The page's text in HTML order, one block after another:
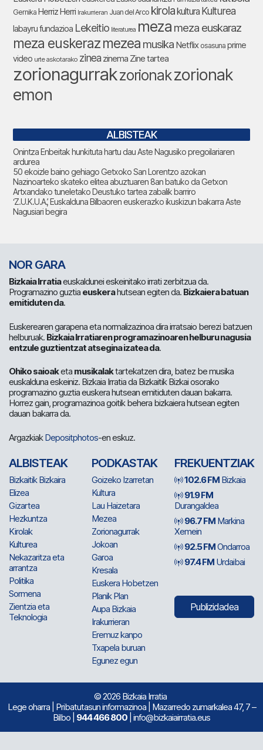
Gernika Herriz Herri Irakurrieran Juan del Arco kirolakultura Kulturea
labayru fundazioa Lekeitio literaturea meza meza euskaraz
meza euskerazmezea musika Netflix osasuna prime
video urte askotarako zinea zinema Zine tartea
zorionagurrakzorionakzorionak
emon
ALBISTEAK
Onintza Enbeitak hunkituta hartu dau Aste Nagusiko pregoilariaren
ardurea
50 ekoizle baino gehiago Getxoko San Lorentzo azokan
Nazinoarteko skateko elitea abuztuaren 8an batuko da Getxon
Artxandako tuneletako Deustuko tartea zabalik barriro
‘Z.U.K.U.A.’, Euskalduna Bilbaoren euskerazko ikuskizun bakarra Aste
Nagusiari begira
NOR GARA
Bizkaia Irratiaeuskaldunei eskeinitako irrati zerbitzua da.
Programazino guztia euskerahutsean egiten da. Bizkaiera batuan
emitiduten da.
Euskerearen garapena eta normalizazinoa dira irratsaio berezi batzuen
helburuak. Bizkaia Irratiaren programazinoaren helburu nagusia
entzule guztientzat atsegina izatea da.
Ohiko saioaketa musikalaktartekatzen dira, batez be musika
euskalduna eskeiniz. Bizkaia Irratia da Bizkaitik Bizkai osorako
programazino guztia euskera hutsean emitiduten dauan bakarra.
Horrez gain, programazinoa goitik behera bizkaiera hutsean egiten
dauan bakarra da.
ArgazkiakDepositphotos-en eskuz.
ALBISTEAK
Bizkaitik Bizkaira
Elizea
Gizartea
Hezkuntza
Kirolak
Kulturea
Nekazaritza eta
arrantza
Politika
Sormena
Zientzia eta
Teknologia
PODKASTAK
Goizeko Izarretan
Kultura
Lau Haizetara
Mezea
Zorionagurrak
Jokoan
Garoa
Kresala
Euskera Hobetzen
Planik Plan
Aupa Bizkaia
Irakurrieran
Eremuz kanpo
Txapela buruan
Egunez egun
FREKUENTZIAK
102.6 FM Bizkaia
91.9 FM
Durangaldea
96.7 FM Markina
Xemein
92.5 FMOndarroa
97.4 FM Urdaibai
Publizidadea
© 2026 Bizkaia Irratia
Lege oharra| Pribatutasun informazinoa| Mazarredo zumarkalea 47, 7 –
Bilbo | 944 466 800 | info@bizkaiairratia.eus